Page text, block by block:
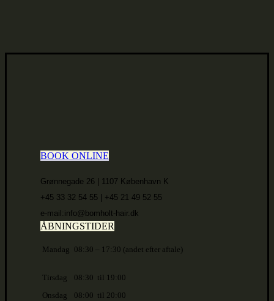
BOOK ONLINE
Grønnegade 26 | 1107 København K
+45 33 32 54 55 | +45 21 49 52 55
e-mail:info@bomholt-hair.dk
ÅBNINGSTIDER
Mandag 08:30 – 17:30 (andet efter aftale)
Tirsdag
08:30 til 19:00
Onsdag
08:00 til 20:00